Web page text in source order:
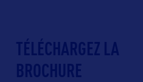
TÉLÉCHARGEZ LA
BROCHURE